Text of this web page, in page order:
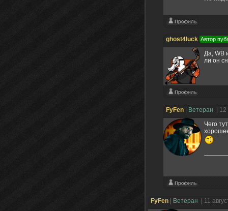
ghost4luck Автор
Да, WB
ли он
FyFen Ветеран
|
Чего
FyFen Ветеран | 11